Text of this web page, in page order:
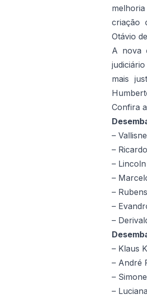
criação
Otávio
A nova
mais
Confira
–
–
–
–
–
–
–
– Klaus
– André
–
–